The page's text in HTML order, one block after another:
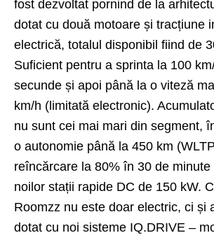
fost dezvoltat pornind de la
dotat cu două motoare și tracțiune
electrică, totalul disponibil fiind de
Suficient pentru a sprinta la 100
secunde și apoi până la o viteză
km/h (limitată electronic).
nu sunt cei mai mari din segment,
o autonomie până la 450 km
reîncărcare la 80% în 30 de minute
noilor stații rapide DC de 150 kW.
Roomzz nu este doar electric, ci și
dotat cu noi sisteme IQ.DRIVE –